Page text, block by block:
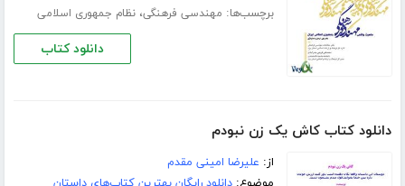
برچسب‌ها: مهندسی فرهنگی،نظام جمهوری اسلامی
دانلود کتاب
دانلود کتاب کاش یک زن نبودم
از: علیرضا امینی مقدم